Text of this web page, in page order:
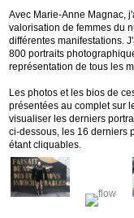
Avec Marie-Anne Magnac,
valorisation de femmes du
différentes manifestations.
800 portraits
représentation de tous les
Les photos et les bios de
présentées au complet sur
visualiser les derniers
ci-dessous, les 16 derniers
étant cliquables.